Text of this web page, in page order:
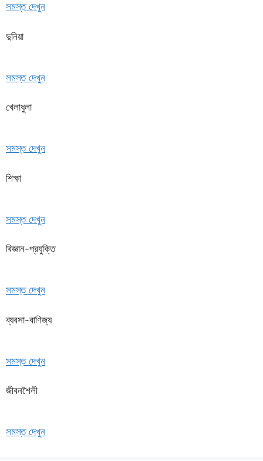
সমস্ত দেখুন
দুনিয়া
সমস্ত দেখুন
খেলাধুলা
সমস্ত দেখুন
শিক্ষা
সমস্ত দেখুন
বিজ্ঞান-প্রযুক্তি
সমস্ত দেখুন
ব্যবসা-বাণিজ্য
সমস্ত দেখুন
জীবনশৈলী
সমস্ত দেখুন